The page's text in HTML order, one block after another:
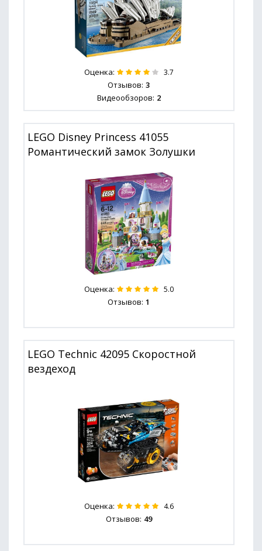
Оценка: 3.7
Отзывов: 3
Видеообзоров: 2
LEGO Disney Princess 41055
Романтический замок Золушки
Оценка: 5.0
Отзывов: 1
LEGO Technic 42095 Скоростной
вездеход
Оценка: 4.6
Отзывов: 49